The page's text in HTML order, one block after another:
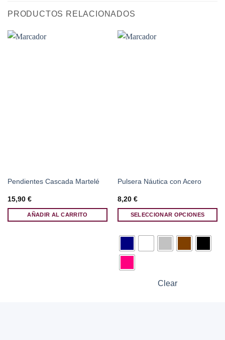
PRODUCTOS RELACIONADOS
Pendientes Cascada Martelé
15,90 €
AÑADIR AL CARRITO
Pulsera Náutica con Acero
8,20 €
SELECCIONAR OPCIONES
producto
múltiples
variantes.
Clear